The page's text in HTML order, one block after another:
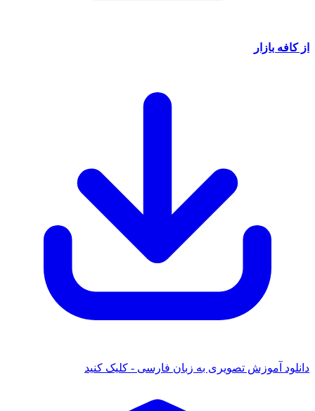
بازار
آموزش تصویری به زبان فارسی - کلیک کنید